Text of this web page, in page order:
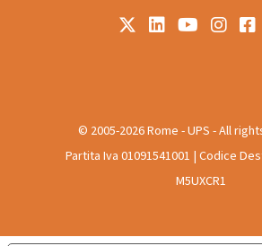
© 2005-2026 Rome - UPS - All
Partita Iva 01091541001 | Codice
M5UXCR1